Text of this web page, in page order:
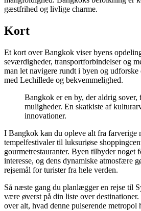
gæstfrihed og livlige charme.
Kort
Et kort over Bangkok viser byens
seværdigheder, transportforbindelser og
man let navigere rundt i byen og
med Lechillede og bekvemmelighed.
Bangkok er en by, der aldrig
muligheder. En skatkiste af
innovationer.
I Bangkok kan du opleve alt fra farverige
tempelfestivaler til luksuriøse
gourmetrestauranter. Byen tilbyder noget
interesse, og dens dynamiske atmosfære
rejsemål for turister fra hele verden.
Så næste gang du planlægger en rejse til
være øverst på din liste over
over alt, hvad denne pulserende metropol